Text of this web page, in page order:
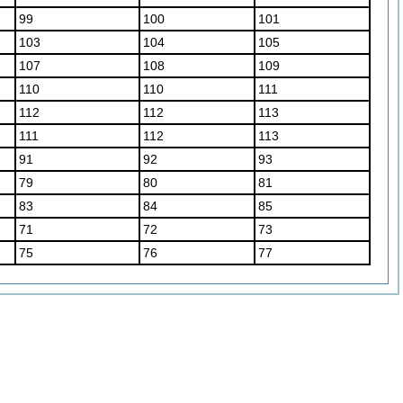
99
100
101
103
104
105
107
108
109
110
110
111
112
112
113
111
112
113
91
92
93
79
80
81
83
84
85
71
72
73
75
76 77